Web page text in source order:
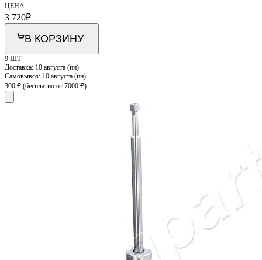
ЦЕНА
3 720₽
В КОРЗИНУ
9 ШТ
Доставка: 10 августа (пн)
Самовывоз: 10 августа (пн)
300 ₽ (бесплатно от 7000 ₽)